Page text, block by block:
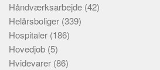
Håndværksarbejde (42)
Helårsboliger (339)
Hospitaler (186)
Hovedjob (5)
Hvidevarer (86)